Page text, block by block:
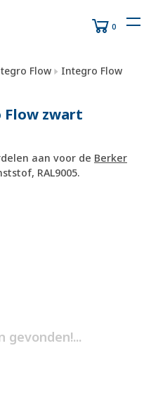
0
Flow
Integro Flow
zwart
aan voor de Berker
RAL9005.
gevonden!...